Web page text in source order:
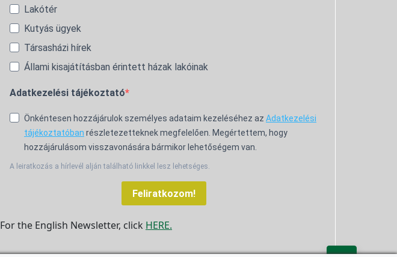
Lakótér
Kutyás ügyek
Társasházi hírek
Állami kisajátításban érintett házak lakóinak
Adatkezelési tájékoztató
Önkéntesen hozzájárulok személyes adataim kezeléséhez az Adatkezelési
tájékoztatóban részletezetteknek megfelelően. Megértettem, hogy
hozzájárulásom visszavonására bármikor lehetőségem van.
A leiratkozás a hírlevél alján található linkkel lesz lehetséges.
Feliratkozom!
For the English Newsletter, click HERE.